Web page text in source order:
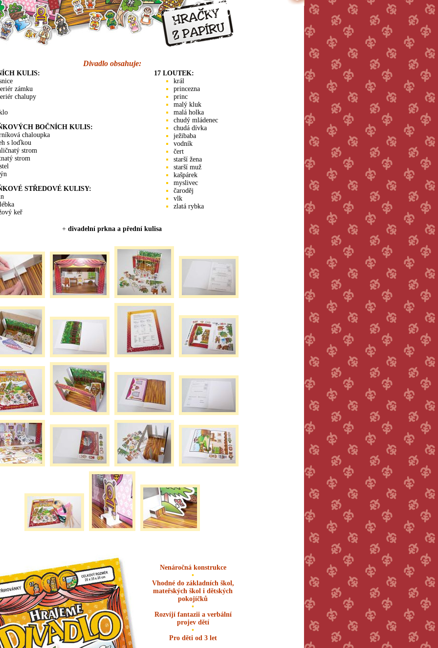
Divadlo obsahuje:
KULIS:
zámku
chalupy
BOČNÍCH KULIS:
chaloupka
s loďkou
strom
strom
STŘEDOVÉ KULISY:
keř
17 LOUTEK:
král
princezna
princ
malý kluk
malá holka
chudý mládenec
chudá dívka
ježibaba
vodník
čert
starší žena
starší muž
kašpárek
myslivec
čaroděj
vlk
zlatá rybka
+ divadelní prkna a přední kulisa
Nenáročná konstrukce
•
Vhodné do základních škol,
mateřských škol i dětských
pokojíčků
•
Rozvíjí fantazii a verbální
projev dětí
•
Pro děti od 3 let